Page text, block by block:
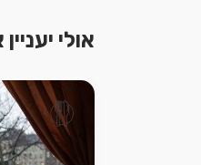
אולי